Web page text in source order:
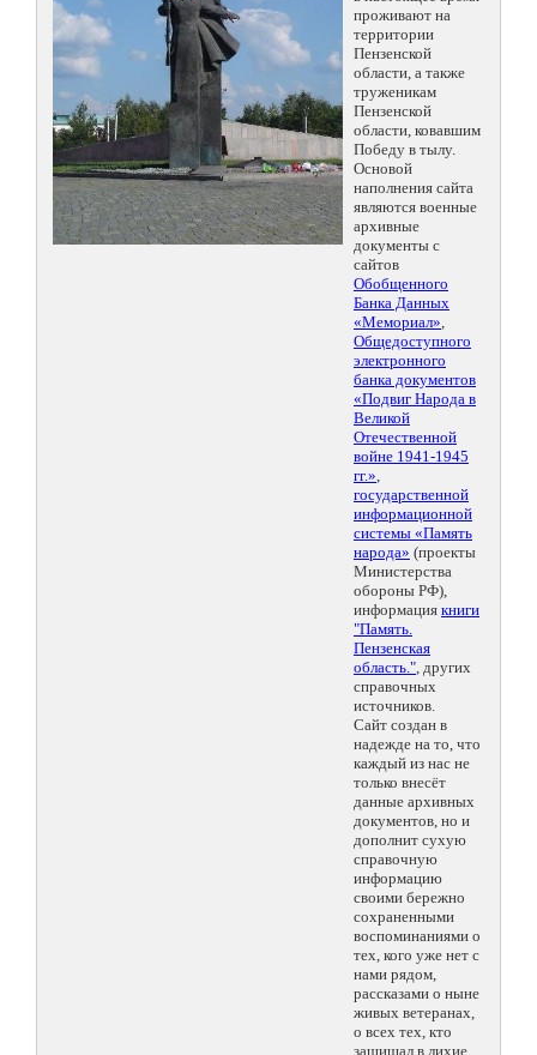
проживают на
территории
Пензенской
области, а также
труженикам
Пензенской
области, ковавшим
Победу в тылу.
Основой
наполнения сайта
являются военные
архивные
документы с
сайтов
Обобщенного
Банка Данных
«Мемориал»,
Общедоступного
электронного
банка документов
«Подвиг Народа в
Великой
Отечественной
войне 1941-1945
гг.»,
государственной
информационной
системы «Память
народа» (проекты
Министерства
обороны РФ),
информация книги
"Память.
Пензенская
область.", других
справочных
источников.
Сайт создан в
надежде на то, что
каждый из нас не
только внесёт
данные архивных
документов, но и
дополнит сухую
справочную
информацию
своими бережно
сохраненными
воспоминаниями о
тех, кого уже нет с
нами рядом,
рассказами о ныне
живых ветеранах,
о всех тех, кто
защищал в лихие